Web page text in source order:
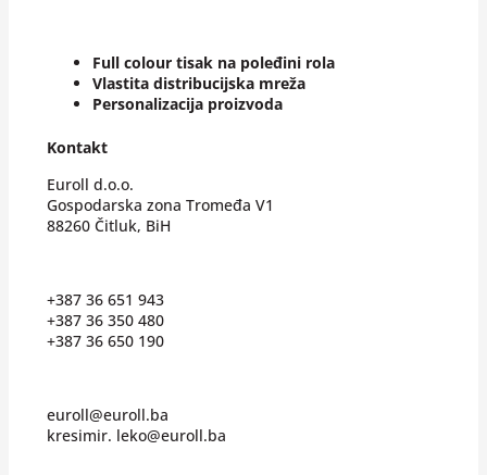
Full colour tisak na poleđini rola
Vlastita distribucijska mreža
Personalizacija proizvoda
Kontakt
Euroll d.o.o.
Gospodarska zona Tromeđa V1
88260 Čitluk, BiH
+387 36 651 943
+387 36 350 480
+387 36 650 190
euroll@euroll.ba
kresimir. leko@euroll.ba